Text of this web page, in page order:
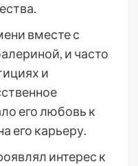
вместе с
и часто
и
его любовь к
его карьеру.
интерес к